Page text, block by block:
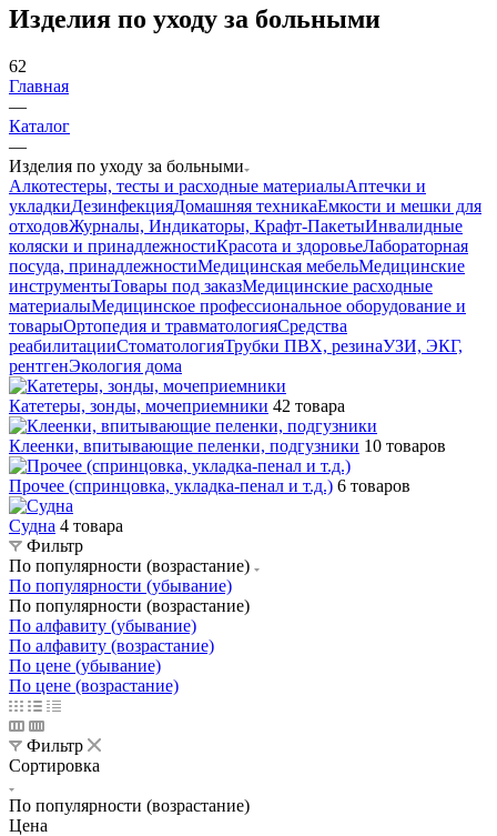
Изделия по уходу за больными
62
Главная
—
Каталог
—
Изделия по уходу за больными
Алкотестеры, тесты и расходные материалыАптечки и
укладкиДезинфекцияДомашняя техникаЕмкости и мешки для
отходовЖурналы, Индикаторы, Крафт-ПакетыИнвалидные
коляски и принадлежностиКрасота и здоровьеЛабораторная
посуда, принадлежностиМедицинская мебельМедицинские
инструментыТовары под заказМедицинские расходные
материалыМедицинское профессиональное оборудование и
товарыОртопедия и травматологияСредства
реабилитацииСтоматологияТрубки ПВХ, резинаУЗИ, ЭКГ,
рентгенЭкология дома
Катетеры, зонды, мочеприемники 42 товара
Клеенки, впитывающие пеленки, подгузники 10 товаров
Прочее (спринцовка, укладка-пенал и т.д.) 6 товаров
Судна 4 товара
Фильтр
По популярности (возрастание)
По популярности (убывание)
По популярности (возрастание)
По алфавиту (убывание)
По алфавиту (возрастание)
По цене (убывание)
По цене (возрастание)
Фильтр
Сортировка
По популярности (возрастание)
Цена